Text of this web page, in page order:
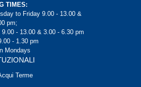
TIMES:
to Friday 9.00 - 13.00 &
pm;
9.00 - 13.00 & 3.00 - 6.30 pm
- 1.30 pm
Mondays
Terme